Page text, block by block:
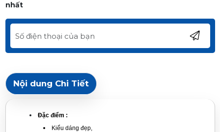
nhất
Nội dung Chi Tiết
Đặc điểm :
Kiểu dáng đẹp,